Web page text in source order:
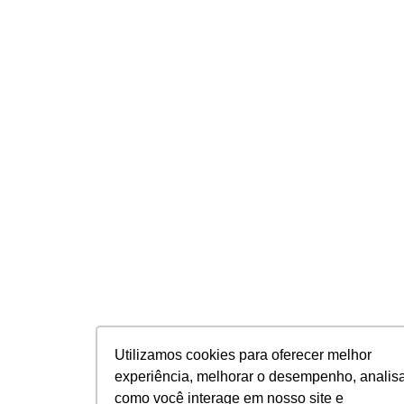
Utilizamos cookies para oferecer melhor
experiência, melhorar o desempenho,
como você interage em nosso site e